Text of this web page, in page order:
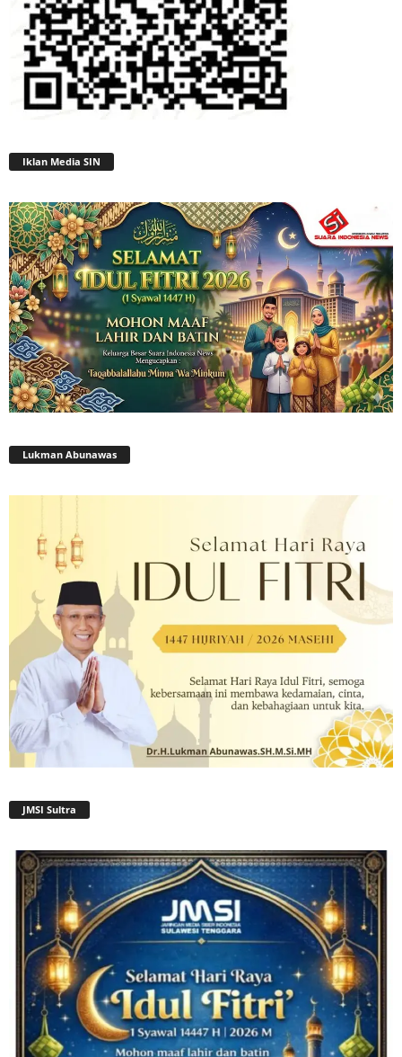
Iklan Media SIN
Lukman Abunawas
JMSI Sultra